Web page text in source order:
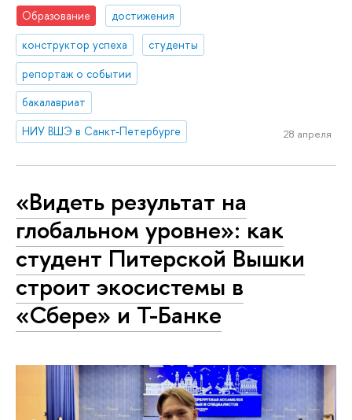
Образование
достижения
конструктор успеха
студенты
репортаж о событии
бакалавриат
НИУ ВШЭ в Санкт-Петербурге
28 апреля
«Видеть результат на
глобальном уровне»: как
студент Питерской Вышки
строит экосистемы в
«Сбере» и Т-Банке